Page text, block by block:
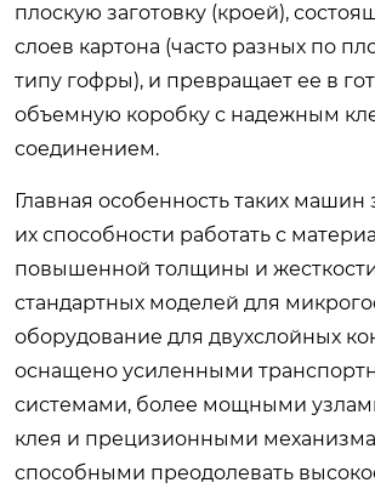
плоскую заготовку (кроей),
слоев картона (часто разных по
типу гофры), и превращает ее в
объемную коробку с надежным
соединением.
Главная особенность таких машин
их способности работать с
повышенной толщины и
стандартных моделей для
оборудование для двухслойных
оснащено усиленными
системами, более мощными
клея и прецизионными
способными преодолевать